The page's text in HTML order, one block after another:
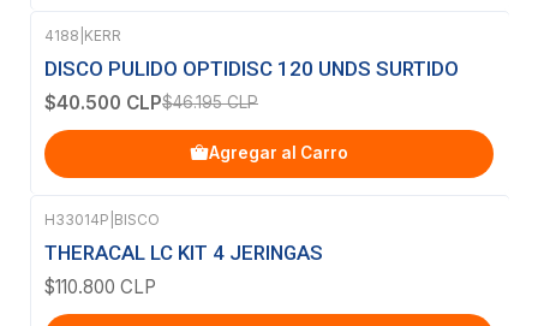
-12%OFF
4188 KERR
DISCO PULIDO OPTIDISC 120 UNDS SURTIDO
$40.500 CLP$46.195 CLP
Agregar al Carro
H33014P BISCO
THERACAL LC KIT 4 JERINGAS
$110.800 CLP